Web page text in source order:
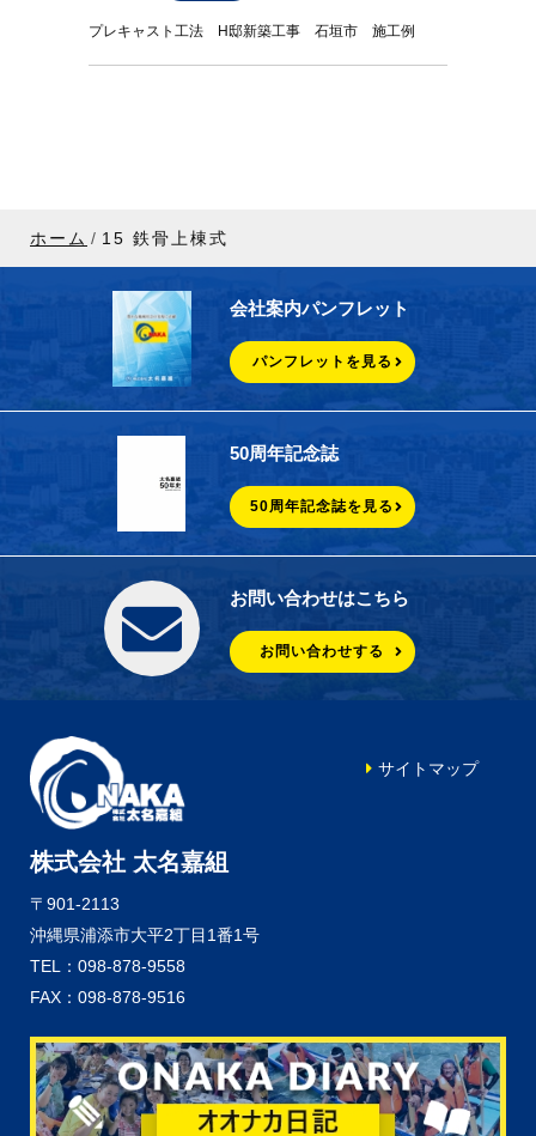
プレキャスト工法 H邸新築工事 石垣市 施工例
ホーム 15 鉄骨上棟式
会社案内パンフレット
パンフレットを見る
50周年記念誌
50周年記念誌を見る
お問い合わせはこちら
お問い合わせする
株式会社 太名嘉組
〒901-2113
沖縄県浦添市大平2丁目1番1号
TEL：098-878-9558
FAX：098-878-9516
サイトマップ